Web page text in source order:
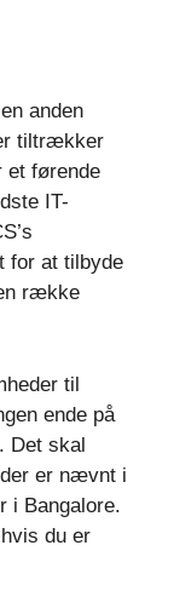
anden
tiltrækker
et førende
IT-
for at tilbyde
række
til
ende på
Det skal
er nævnt i
i Bangalore.
du er